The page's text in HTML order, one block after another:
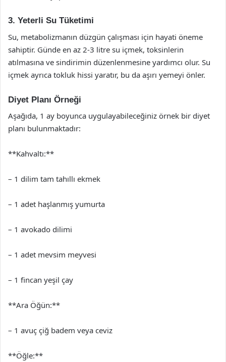
3. Yeterli Su Tüketimi
Su, metabolizmanın düzgün çalışması için hayati öneme
sahiptir. Günde en az 2-3 litre su içmek, toksinlerin
atılmasına ve sindirimin düzenlenmesine yardımcı olur. Su
içmek ayrıca tokluk hissi yaratır, bu da aşırı yemeyi önler.
Diyet Planı Örneği
Aşağıda, 1 ay boyunca uygulayabileceğiniz örnek bir diyet
planı bulunmaktadır:
**Kahvaltı:**
– 1 dilim tam tahıllı ekmek
– 1 adet haşlanmış yumurta
– 1 avokado dilimi
– 1 adet mevsim meyvesi
– 1 fincan yeşil çay
**Ara Öğün:**
– 1 avuç çiğ badem veya ceviz
**Öğle:**